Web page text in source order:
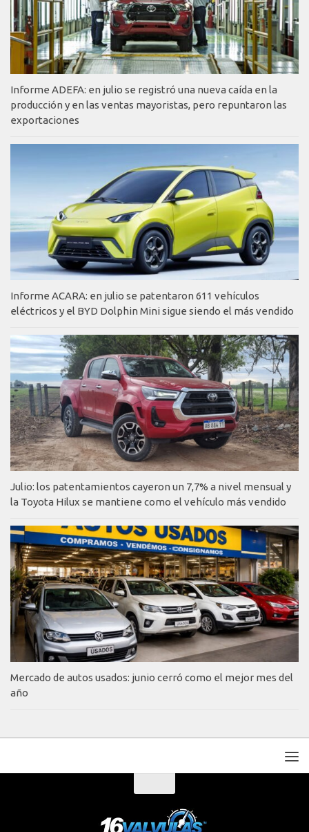
Informe ADEFA: en julio se registró una nueva caída en la
producción y en las ventas mayoristas, pero repuntaron las
exportaciones
Informe ACARA: en julio se patentaron 611 vehículos
eléctricos y el BYD Dolphin Mini sigue siendo el más vendido
Julio: los patentamientos cayeron un 7,7% a nivel mensual y
la Toyota Hilux se mantiene como el vehículo más vendido
Mercado de autos usados: junio cerró como el mejor mes del
año